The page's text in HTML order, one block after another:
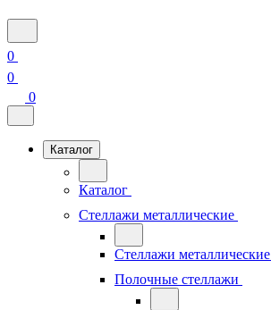
0
0
0
Каталог
Каталог
Стеллажи металлические
Стеллажи металлические
Полочные стеллажи